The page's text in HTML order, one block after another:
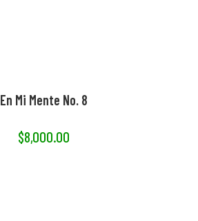
En Mi Mente No. 8
$8,000.00